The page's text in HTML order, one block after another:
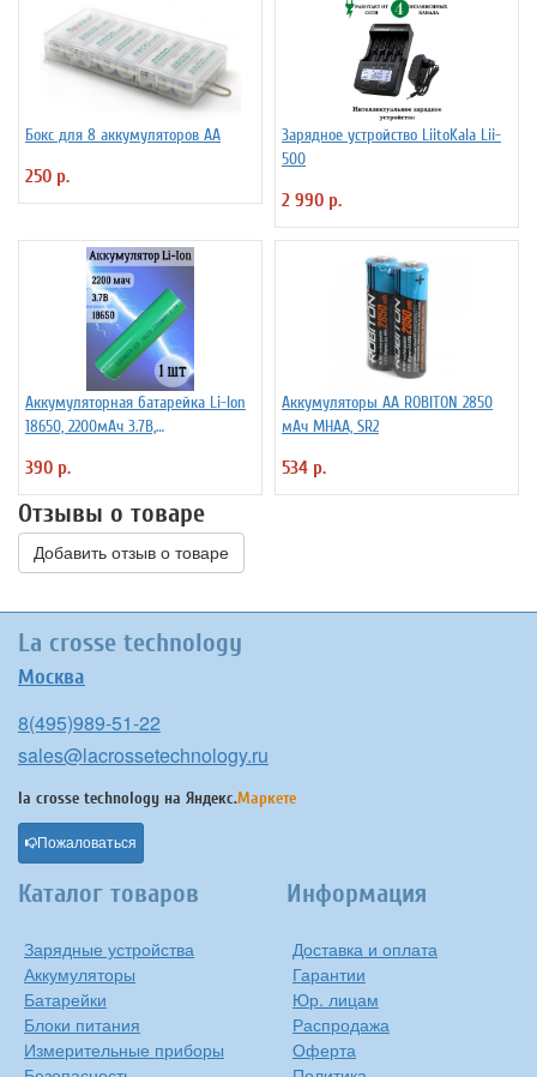
Бокс для 8 аккумуляторов АА
250 р.
Зарядное устройство LiitoKala Lii-
500
2 990 р.
Аккумуляторная батарейка Li-Ion
18650, 2200мАч 3.7В,
390 р.
Аккумуляторы АА ROBITON 2850
мАч MHAA, SR2
534 р.
Отзывы о товаре
Добавить отзыв о товаре
La crosse technology
Москва
8(495)989-51-22
sales@lacrossetechnology.ru
la crosse technology на Яндекс.Маркете
Пожаловаться
Каталог товаров
Зарядные устройства
Аккумуляторы
Батарейки
Блоки питания
Измерительные приборы
Информация
Доставка и оплата
Гарантии
Юр. лицам
Распродажа
Оферта